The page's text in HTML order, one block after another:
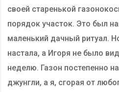
своей старенькой
порядок участок. Это был
маленький дачный ритуал.
настала, а Игоря не было
неделю. Газон постепенно
джунгли, а я, сгорая от